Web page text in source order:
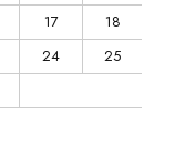
17
18
24
25